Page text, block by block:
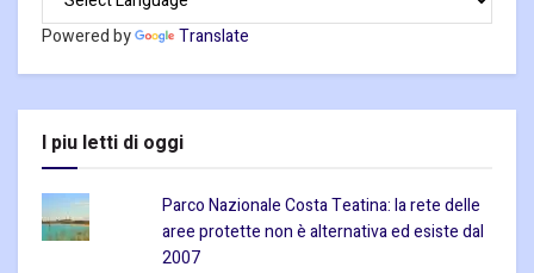
Powered by Translate
I piu letti di oggi
Parco Nazionale Costa Teatina: la rete delle
aree protette non è alternativa ed esiste dal
2007